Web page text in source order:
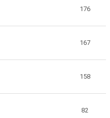
176
167
158
82